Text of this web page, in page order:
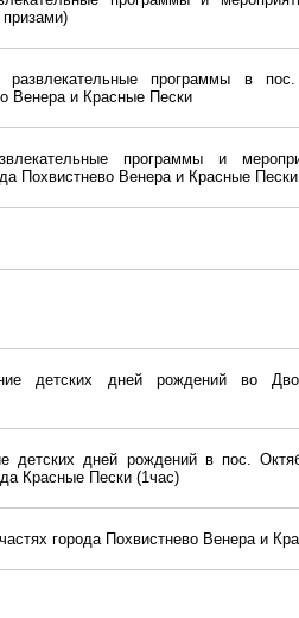
призами)
развлекательные программы в пос.
Венера и Красные Пески
программы и
Похвистнево Венера и Красные Пески
детских дней рождений во
детских дней рождений в пос.
Красные Пески (1час)
города Похвистнево Венера и